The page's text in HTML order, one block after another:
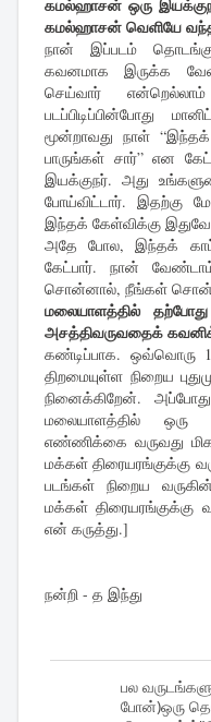
கமல்ஹாசன் ஒரு
கமல்ஹாசன் வெளியே
நான் இப்படம்
கவனமாக இருக்க
செய்வார்
படப்பிடிப்பின்போது
மூன்றாவது நாள் “இந்தக்
பாருங்கள் சார்” என
இயக்குநர். அது
போய்விட்டார். இதற்கு
இந்தக் கேள்விக்கு இதுவே
அதே போல, இந்தக்
கேட்பார். நான்
சொன்னால், நீங்கள்
மலையாளத்தில் தற்போது
அசத்திவருவதைக்
கண்டிப்பாக. ஒவ்வொரு
திறமையுள்ள நிறைய
நினைக்கிறேன்.
மலையாளத்தில் ஒரு
எண்ணிக்கை வருவது
மக்கள் திரையரங்குக்கு
படங்கள் நிறைய
மக்கள் திரையரங்குக்கு
என் கருத்து.]
நன்றி - த இந்து
பல
போன்)ஒரு